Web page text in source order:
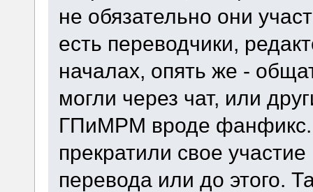
не обязательно они
есть переводчики,
началах, опять же -
могли через чат, или
ГПиМРМ вроде
прекратили свое
перевода или до этого.